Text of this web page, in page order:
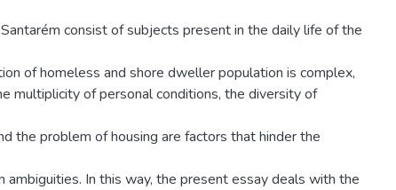
consist of subjects present in the daily life of the
of homeless and shore dweller population is complex,
multiplicity of personal conditions, the diversity of
the problem of housing are factors that hinder the
ambiguities. In this way, the present essay deals with the